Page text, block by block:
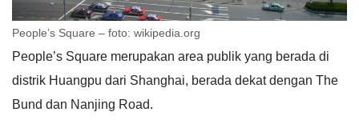
People’s Square – foto: wikipedia.org
People’s Square merupakan area publik yang berada di
distrik Huangpu dari Shanghai, berada dekat dengan The
Bund dan Nanjing Road.